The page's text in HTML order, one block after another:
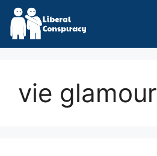
Skip
content
vie glamour